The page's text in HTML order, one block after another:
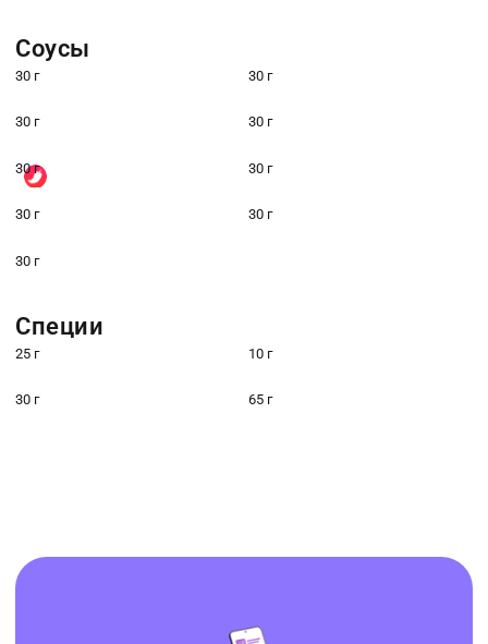
Соусы
30 г 30 г
30 г 30 г
30 г 30 г
30 г 30 г
30 г
Специи
25 г 10 г
30 г 65 г